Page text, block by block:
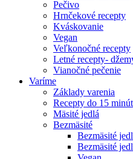
Pečivo
Hrnčekové recepty
Kváskovanie
Vegan
Veľkonočné recepty
Letné recepty-
Vianočné pečenie
Varíme
Základy varenia
Recepty do 15 minút
Mäsité jedlá
Bezmäsité
Bezmäsité
Bezmäsité